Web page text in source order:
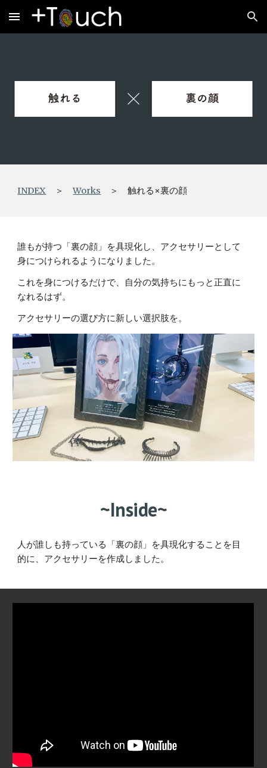
Skip to main content Skip to navigation
INDEX ＞ Works ＞　触れる×裏の顔
誰もが持つ「裏の顔」を具現化し、アクセサリーとして
身につけられるようになりました。
これを身につけるだけで、自分の気持ちにもっと正直に
なれるはず。
アクセサリーの選び方に新しい選択肢を。
~Inside~
人が誰しも持っている「裏の顔」を具現化することを目
的に、アクセサリーを作成しました。